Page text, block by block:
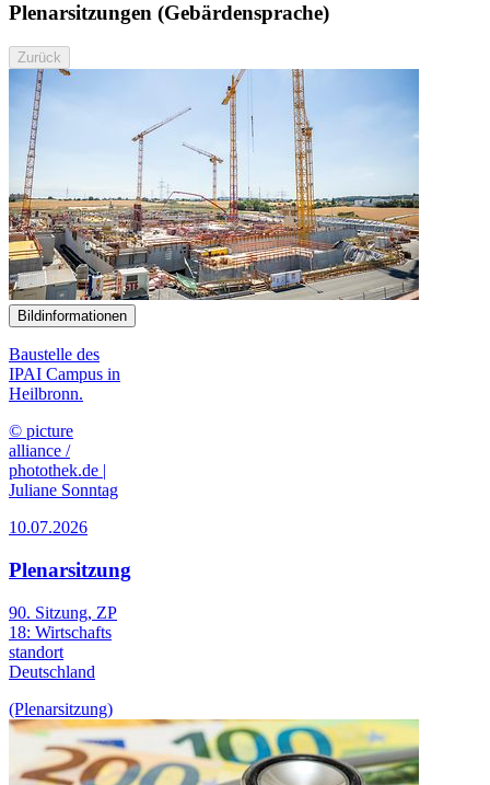
Plenarsitzungen (Gebärdensprache)
Zurück
Bildinformationen
Baustelle des
IPAI Campus in
Heilbronn.
© picture
alliance /
photothek.de |
Juliane Sonntag
10.07.2026
Plenarsitzung
90. Sitzung, ZP
18: Wirtschafts
standort
Deutschland
(Plenarsitzung)